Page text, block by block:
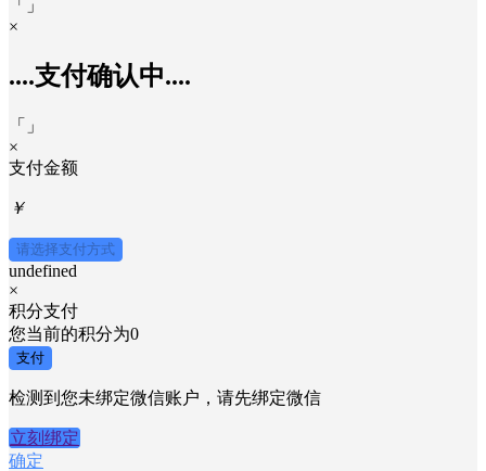
「
」
×
....支付确认中....
「
」
×
支付金额
￥
请选择支付方式
undefined
×
积分支付
您当前的积分为0
支付
检测到您未绑定微信账户，请先绑定微信
立刻绑定
确定